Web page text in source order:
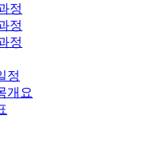
정
정
정
정
개요